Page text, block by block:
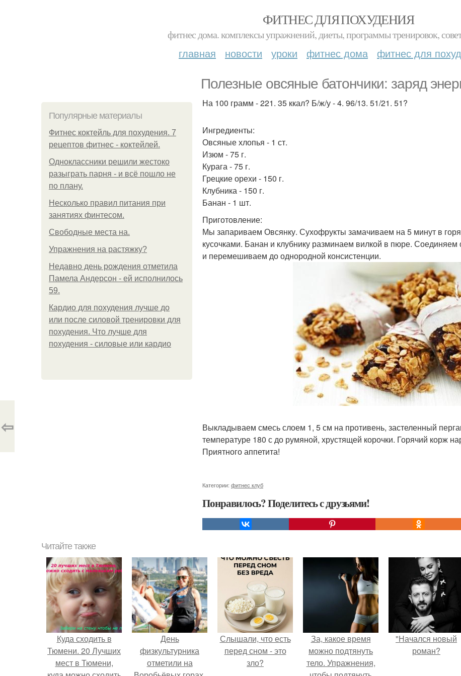
ФИТНЕС ДЛЯ ПОХУДЕНИЯ
фитнес дома. комплексы упражнений, диеты, программы тренировок,
главная новости уроки фитнес дома фитнес для
Полезные овсяные батончики: заряд
Популярные материалы
Фитнес коктейль для похудения. 7
рецептов фитнес - коктейлей.
Одноклассники решили жестоко
разыграть парня - и всё пошло не
по плану.
Несколько правил питания при
занятиях финтесом.
Свободные места на.
Упражнения на растяжку?
Недавно день рождения отметила
Памела Андерсон - ей исполнилось
59.
Кардио для похудения лучше до
или после силовой тренировки для
похудения. Что лучше для
похудения - силовые или кардио
На 100 грамм - 221. 35 ккал? Б/ж/у - 4. 96/13. 51/21. 51?
Ингредиенты:
Овсяные хлопья - 1 ст.
Изюм - 75 г.
Курага - 75 г.
Грецкие орехи - 150 г.
Клубника - 150 г.
Банан - 1 шт.
Приготовление:
Мы запариваем Овсянку. Сухофрукты замачиваем на 5 минут в
кусочками. Банан и клубнику разминаем вилкой в пюре.
и перемешиваем до однородной консистенции.
Выкладываем смесь слоем 1, 5 см на противень, застеленный
температуре 180 с до румяной, хрустящей корочки. Горячий корж
Приятного аппетита!
Категории: фитнес клуб
Понравилось? Поделитесь с друзьями!
⇦
Читайте также
Куда сходить в
Тюмени. 20 Лучших
мест в Тюмени,
День
физкультурника
отметили на
Слышали, что есть
перед сном - это
зло?
За, какое время
можно подтянуть
тело. Упражнения,
"Начался новый
роман?